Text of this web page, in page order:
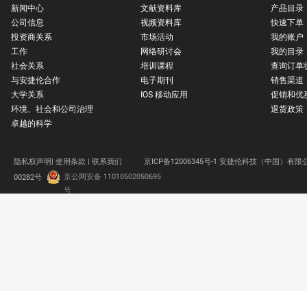
新闻中心
公司信息
投资商关系
工作
社会关系
与安捷伦合作
大学关系
环境、社会和公司治理
卓越的科学
文献资料库
视频资料库
市场活动
网络研讨会
培训课程
电子期刊
IOS 移动应用
产品目录
快速下单
我的账户
我的目录
查询订单
销售渠道
促销和优
退货政策
隐私权声明| 使用条款 | 联系我们
京ICP备12006345号-1 安捷伦科技（中国）有限
00282号
京公网安备 11010502050695
号